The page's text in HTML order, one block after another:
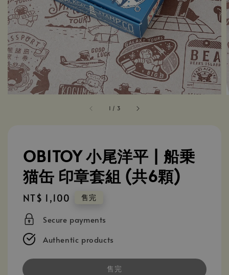
1 / 3
OB1TOY 小尾洋平 | 船乗
猫缶 印章套組 (共6顆)
Regular
price
NT$ 1,100 售完
Secure payments
Authentic products
售完